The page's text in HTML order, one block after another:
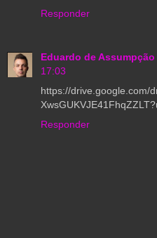
Responder
Eduardo de Assumpção
17:03
https://drive.google.com/
Responder